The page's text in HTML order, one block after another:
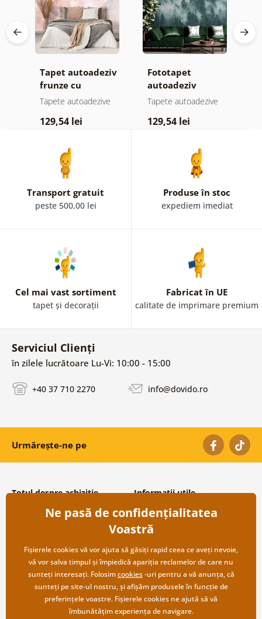
Tapet autoadeziv
frunze cu
atingere
Tapete autoadezive
129,54 lei
Fototapet
autoadeziv
pădure în ceață
Tapete autoadezive
129,54 lei
Transport gratuit
peste 500,00 lei
Produse în stoc
expediem imediat
Cel mai vast sortiment
tapet și decorații
Fabricat în UE
calitate de imprimare premium
Serviciul Clienți
în zilele lucrătoare Lu-Vi: 10:00 - 15:00
+40 37 710 2270 info@dovido.ro
Urmărește-ne pe
Totul despre achiziție
Condiții și termeni generali
Protecția datelor personale
Transport și modalități de plată
Returnare
Informații utile
Despre noi
Întrebări frecvente
Contacte
Cooperare angro
Ne pasă de confidențialitatea
Voastră
Fișierele cookies vă vor ajuta să găsiți rapid ceea ce aveți nevoie,
vă vor salva timpul și împiedică apariția reclamelor de care nu
sunteți interesați. Folosimcookies-uri pentru a vă anunța, că
sunteți pe site-ul nostru, și afișăm produsele în funcție de
preferințele voastre. Fișierele cookies ne ajută să vă
îmbunătățim experiența de navigare.